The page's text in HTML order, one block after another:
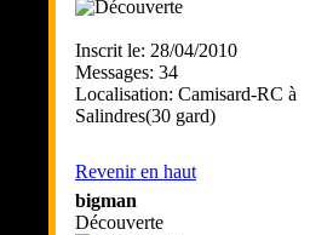
Inscrit le: 28/04/2010
Messages: 34
Localisation: Camisard-RC à
Salindres(30 gard)
Revenir en haut
bigman
Découverte